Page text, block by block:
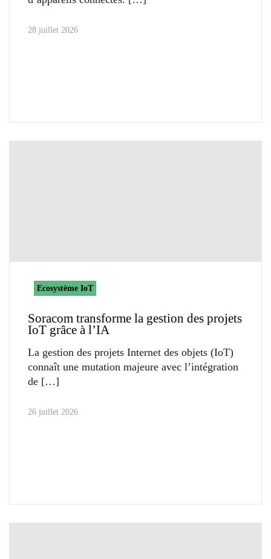
28 juillet 2026
Ecosystème IoT
Soracom transforme la gestion des projets
IoT grâce à l’IA
La gestion des projets Internet des objets (IoT)
connaît une mutation majeure avec l’intégration
de
26 juillet 2026